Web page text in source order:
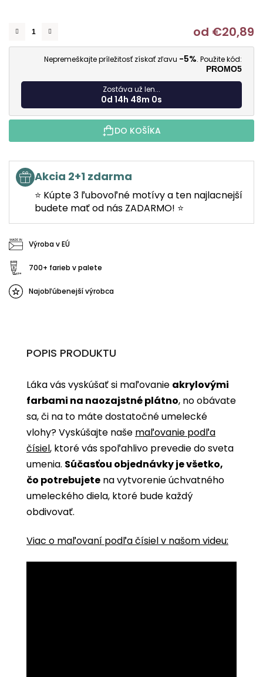
od €20,89
Nepremeškajte príležitosť získať zľavu -5%. Použite kód:
PROMO5
Zostáva už len...
0d 14h 48m 0s
DO KOŠÍKA
Akcia 2+1 zdarma
⭐ Kúpte 3 ľubovoľné motívy a ten najlacnejší
budete mať od nás ZADARMO! ⭐
Výroba v EÚ
700+ farieb v palete
Najobľúbenejší výrobca
POPIS PRODUKTU
Láka vás vyskúšať si maľovanie akrylovými
farbami na naozajstné plátno, no obávate
sa, či na to máte dostatočné umelecké
vlohy? Vyskúšajte naše maľovanie podľa
čísiel, ktoré vás spoľahlivo prevedie do sveta
umenia. Súčasťou objednávky je všetko,
čo potrebujete na vytvorenie úchvatného
umeleckého diela, ktoré bude každý
obdivovať.
Viac o maľovaní podľa čísiel v našom videu: